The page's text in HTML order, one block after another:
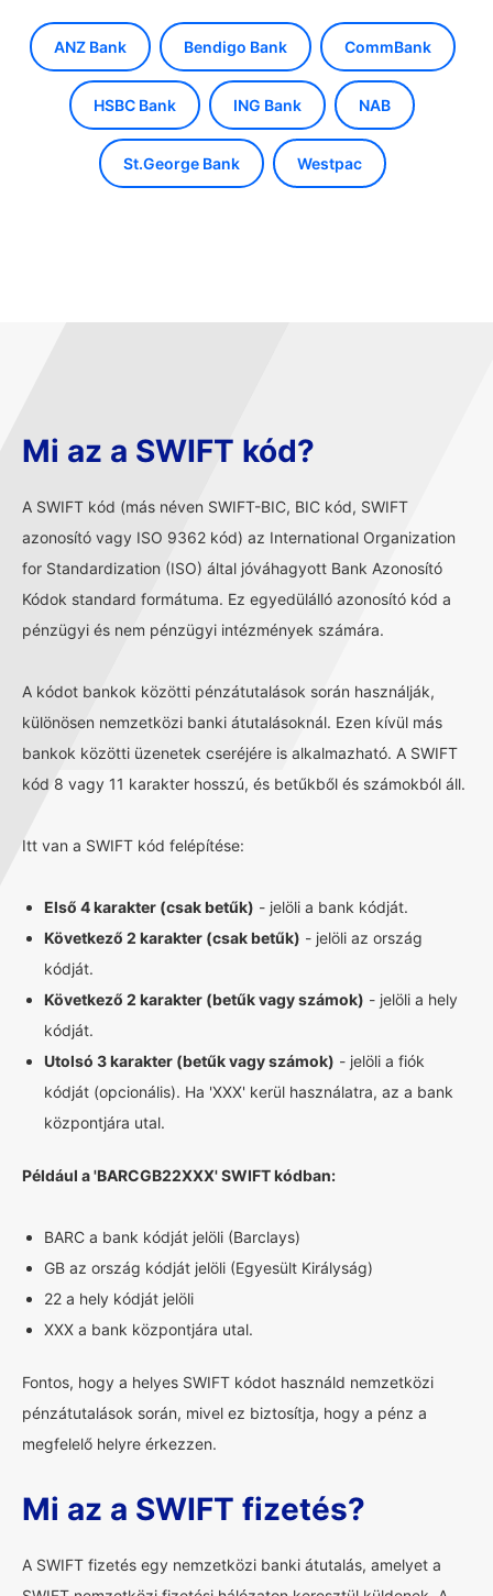
ANZ Bank Bendigo Bank CommBank
HSBC Bank ING Bank NAB
St.George Bank Westpac
Mi az a SWIFT kód?
A SWIFT kód (más néven SWIFT-BIC, BIC kód, SWIFT
azonosító vagy ISO 9362 kód) az International Organization
for Standardization (ISO) által jóváhagyott Bank Azonosító
Kódok standard formátuma. Ez egyedülálló azonosító kód a
pénzügyi és nem pénzügyi intézmények számára.
A kódot bankok közötti pénzátutalások során használják,
különösen nemzetközi banki átutalásoknál. Ezen kívül más
bankok közötti üzenetek cseréjére is alkalmazható. A SWIFT
kód 8 vagy 11 karakter hosszú, és betűkből és számokból áll.
Itt van a SWIFT kód felépítése:
Első 4 karakter (csak betűk) - jelöli a bank kódját.
Következő 2 karakter (csak betűk) - jelöli az ország
kódját.
Következő 2 karakter (betűk vagy számok) - jelöli a hely
kódját.
Utolsó 3 karakter (betűk vagy számok) - jelöli a fiók
kódját (opcionális). Ha 'XXX' kerül használatra, az a bank
központjára utal.
Például a 'BARCGB22XXX' SWIFT kódban:
BARC a bank kódját jelöli (Barclays)
GB az ország kódját jelöli (Egyesült Királyság)
22 a hely kódját jelöli
XXX a bank központjára utal.
Fontos, hogy a helyes SWIFT kódot használd nemzetközi
pénzátutalások során, mivel ez biztosítja, hogy a pénz a
megfelelő helyre érkezzen.
Mi az a SWIFT fizetés?
A SWIFT fizetés egy nemzetközi banki átutalás, amelyet a